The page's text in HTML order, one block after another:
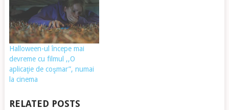
Halloween-ul începe mai
devreme cu filmul ,,O
aplicaţie de coşmar”, numai
la cinema
RELATED POSTS